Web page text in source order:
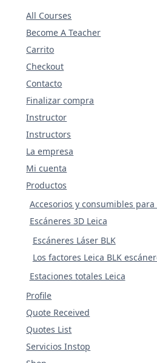
All Courses
Become A Teacher
Carrito
Checkout
Contacto
Finalizar compra
Instructor
Instructors
La empresa
Mi cuenta
Productos
Accesorios y consumibles
Escáneres 3D Leica
Escáneres Láser BLK
Los factores Leica BLK
Estaciones totales Leica
Profile
Quote Received
Quotes List
Servicios Instop